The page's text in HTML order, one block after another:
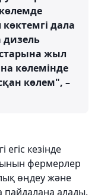
дала
жыл
көлемінде
көлем", –
кезінде
фермерлер
өңдеу және
пайдалана алады.